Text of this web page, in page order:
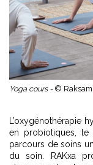
Yoga cours - © Raksam
L’oxygénothérapie
en probiotiques,
parcours de soins
du soin. RAKxa